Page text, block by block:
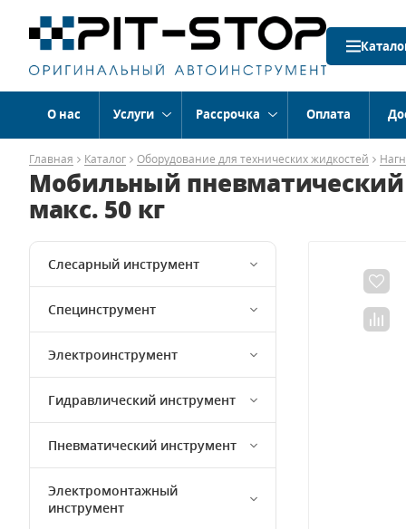
О нас Услуги Рассрочка Оплата
Главная Каталог Оборудование для технических жидкостей
Мобильный пневматический
макс. 50 кг
Слесарный инструмент
Специнструмент
Электроинструмент
Гидравлический инструмент
Пневматический инструмент
Электромонтажный
инструмент